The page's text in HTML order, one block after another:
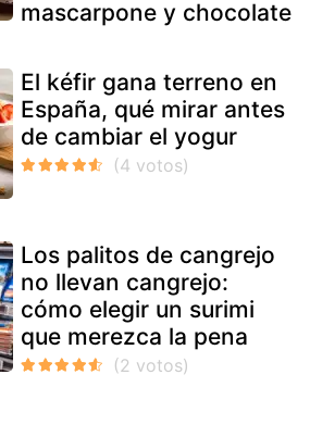
mascarpone y chocolate
El kéfir gana terreno en
España, qué mirar antes
de cambiar el yogur
Los palitos de cangrejo
no llevan cangrejo:
cómo elegir un surimi
que merezca la pena